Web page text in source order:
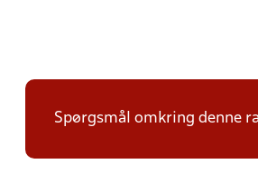
Spørgsmål omkring denne